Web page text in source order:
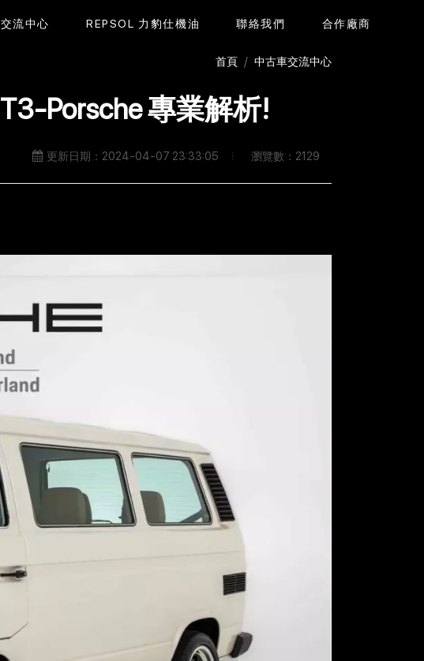
流中心 REPSOL 力豹仕機油 聯絡我們 合作廠商
首頁 中古車交流中心
Porsche 專業解析!
更新日期：2024-04-07 23:33:05 瀏覽數：2129